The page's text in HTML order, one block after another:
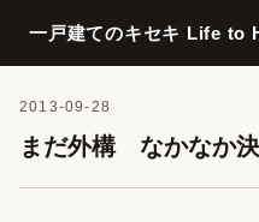
一戸建てのキセキ Life to
2013-09-28
まだ外構 なかなか